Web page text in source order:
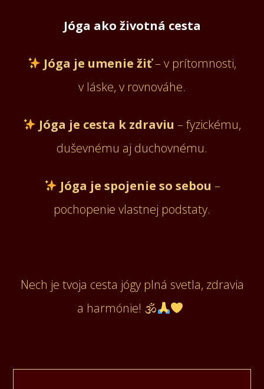
Jóga ako životná cesta
Jóga je umenie žiť– v prítomnosti,
v láske, v rovnováhe.
Jóga je cesta k zdraviu – fyzickému,
duševnému aj duchovnému.
Jóga je spojenie so sebou –
pochopenie vlastnej podstaty.
Nech je tvoja cesta jógy plná svetla, zdravia
a harmónie! 🕉